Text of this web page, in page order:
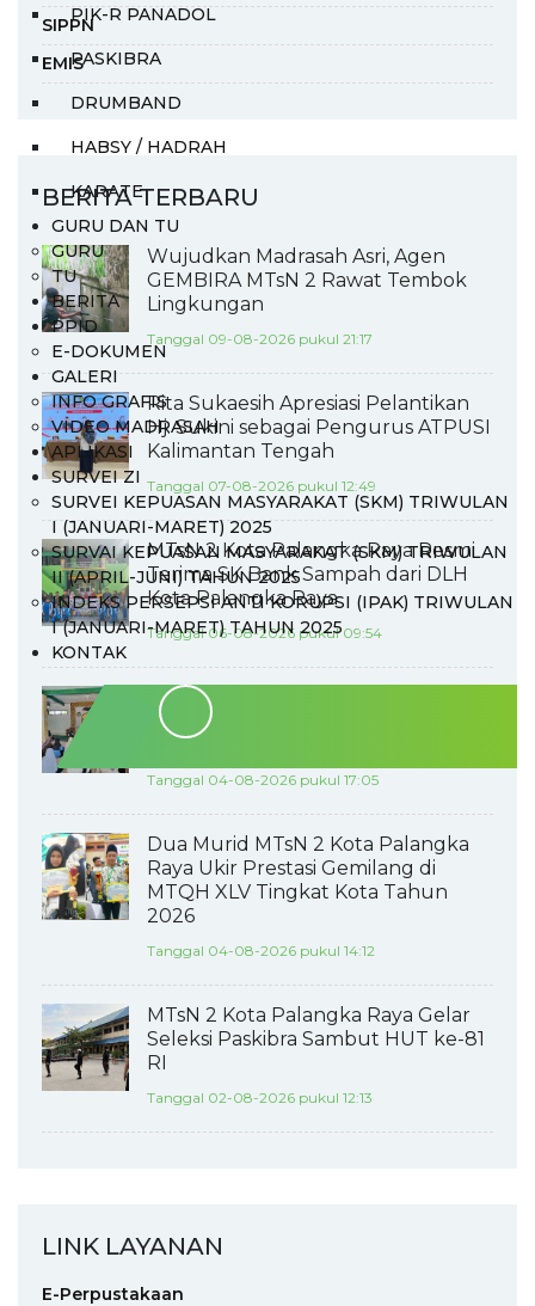
PIK-R PANADOL
PASKIBRA
DRUMBAND
HABSY / HADRAH
KARATE
GURU DAN TU
GURU
TU
BERITA
PPID
E-DOKUMEN
GALERI
INFO GRAFIS
VIDEO MADRASAH
APLIKASI
SURVEI ZI
SURVEI KEPUASAN MASYARAKAT (SKM) TRIWULAN
I (JANUARI-MARET) 2025
SURVAI KEPUASAN MASYARAKAT (SKM) TRIWULAN
II (APRIL-JUNI) TAHUN 2025
INDEKS PERSEPSI ANTI KORUPSI (IPAK) TRIWULAN
I (JANUARI-MARET) TAHUN 2025
KONTAK
SIPPN
EMIS
BERITA TERBARU
Wujudkan Madrasah Asri, Agen
GEMBIRA MTsN 2 Rawat Tembok
Lingkungan
Tanggal 09-08-2026 pukul 21:17
Rita Sukaesih Apresiasi Pelantikan
Hj. Sukini sebagai Pengurus ATPUSI
Kalimantan Tengah
Tanggal 07-08-2026 pukul 12:49
MTsN 2 Kota Palangka Raya Resmi
Terima SK Bank Sampah dari DLH
Kota Palangka Raya
Tanggal 06-08-2026 pukul 09:54
Dukung Penguatan Karakter
Religius, MTsN 2 Kota Palangka
Raya Sosialisasikan Program BTQ
Tanggal 04-08-2026 pukul 17:05
Dua Murid MTsN 2 Kota Palangka
Raya Ukir Prestasi Gemilang di
MTQH XLV Tingkat Kota Tahun
2026
Tanggal 04-08-2026 pukul 14:12
MTsN 2 Kota Palangka Raya Gelar
Seleksi Paskibra Sambut HUT ke-81
RI
Tanggal 02-08-2026 pukul 12:13
LINK LAYANAN
E-Perpustakaan